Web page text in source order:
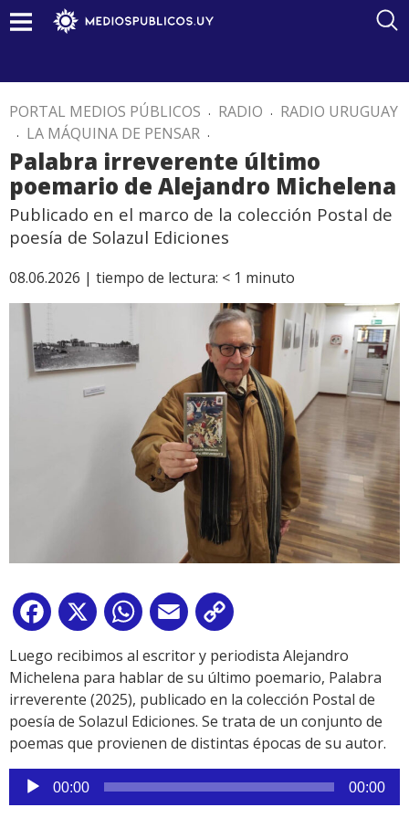
PORTAL MEDIOS PÚBLICOS . RADIO . RADIO URUGUAY
. LA MÁQUINA DE PENSAR .
Palabra irreverente último
poemario de Alejandro Michelena
Publicado en el marco de la colección Postal de
poesía de Solazul Ediciones
08.06.2026 | tiempo de lectura: < 1 minuto
Facebook
X WhatsApp
Email
Link
Luego recibimos al escritor y periodista Alejandro
Michelena para hablar de su último poemario, Palabra
irreverente (2025), publicado en la colección Postal de
poesía de Solazul Ediciones. Se trata de un conjunto de
poemas que provienen de distintas épocas de su autor.
Reproductor
de
00:00 00:00